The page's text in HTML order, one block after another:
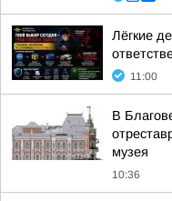
Лёгкие
11:00
В
музея
10:36